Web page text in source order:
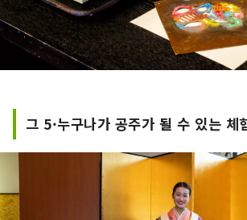
그 5·누구나가 공주가 될 수 있는 체